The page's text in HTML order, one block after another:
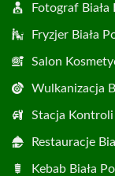
Fotograf Biała
Fryzjer Biała
Salon
Wulkanizacja
Stacja Kontroli
Restauracje
Kebab Biała